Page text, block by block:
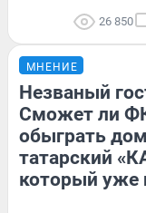
26 850
МНЕНИЕ
Незваный
Сможет ли
обыграть
татарский
который уже